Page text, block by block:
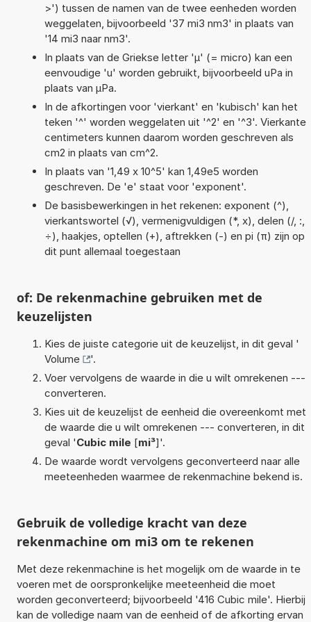
>') tussen de namen van de twee eenheden worden
weggelaten, bijvoorbeeld '37 mi3 nm3' in plaats van
'14 mi3 naar nm3'.
In plaats van de Griekse letter 'µ' (= micro) kan een
eenvoudige 'u' worden gebruikt, bijvoorbeeld uPa in
plaats van µPa.
In de afkortingen voor 'vierkant' en 'kubisch' kan het
teken '^' worden weggelaten uit '^2' en '^3'. Vierkante
centimeters kunnen daarom worden geschreven als
cm2 in plaats van cm^2.
In plaats van '1,49 x 10^5' kan 1,49e5 worden
geschreven. De 'e' staat voor 'exponent'.
De basisbewerkingen in het rekenen: exponent (^),
vierkantswortel (√), vermenigvuldigen (*, x), delen (/, :,
÷), haakjes, optellen (+), aftrekken (-) en pi (π) zijn op
dit punt allemaal toegestaan
of: De rekenmachine gebruiken met de
keuzelijsten
Kies de juiste categorie uit de keuzelijst, in dit geval '
Volume
'.
Voer vervolgens de waarde in die u wilt omrekenen ---
converteren.
Kies uit de keuzelijst de eenheid die overeenkomt met
de waarde die u wilt omrekenen --- converteren, in dit
geval 'Cubic mile [mi³]'.
De waarde wordt vervolgens geconverteerd naar alle
meeteenheden waarmee de rekenmachine bekend is.
Gebruik de volledige kracht van deze
rekenmachine om mi3 om te rekenen
Met deze rekenmachine is het mogelijk om de waarde in te
voeren met de oorspronkelijke meeteenheid die moet
worden geconverteerd; bijvoorbeeld '416 Cubic mile'. Hierbij
kan de volledige naam van de eenheid of de afkorting ervan